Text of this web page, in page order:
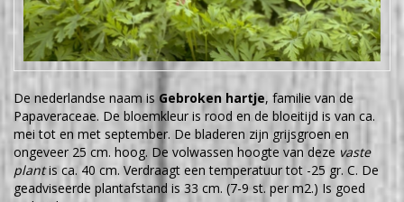
De nederlandse naam is Gebroken hartje, familie van de
Papaveraceae. De bloemkleur is rood en de bloeitijd is van ca.
mei tot en met september. De bladeren zijn grijsgroen en
ongeveer 25 cm. hoog. De volwassen hoogte van deze vaste
plantis ca. 40 cm. Verdraagt een temperatuur tot -25 gr. C. De
geadviseerde plantafstand is 33 cm. (7-9 st. per m2.) Is goed